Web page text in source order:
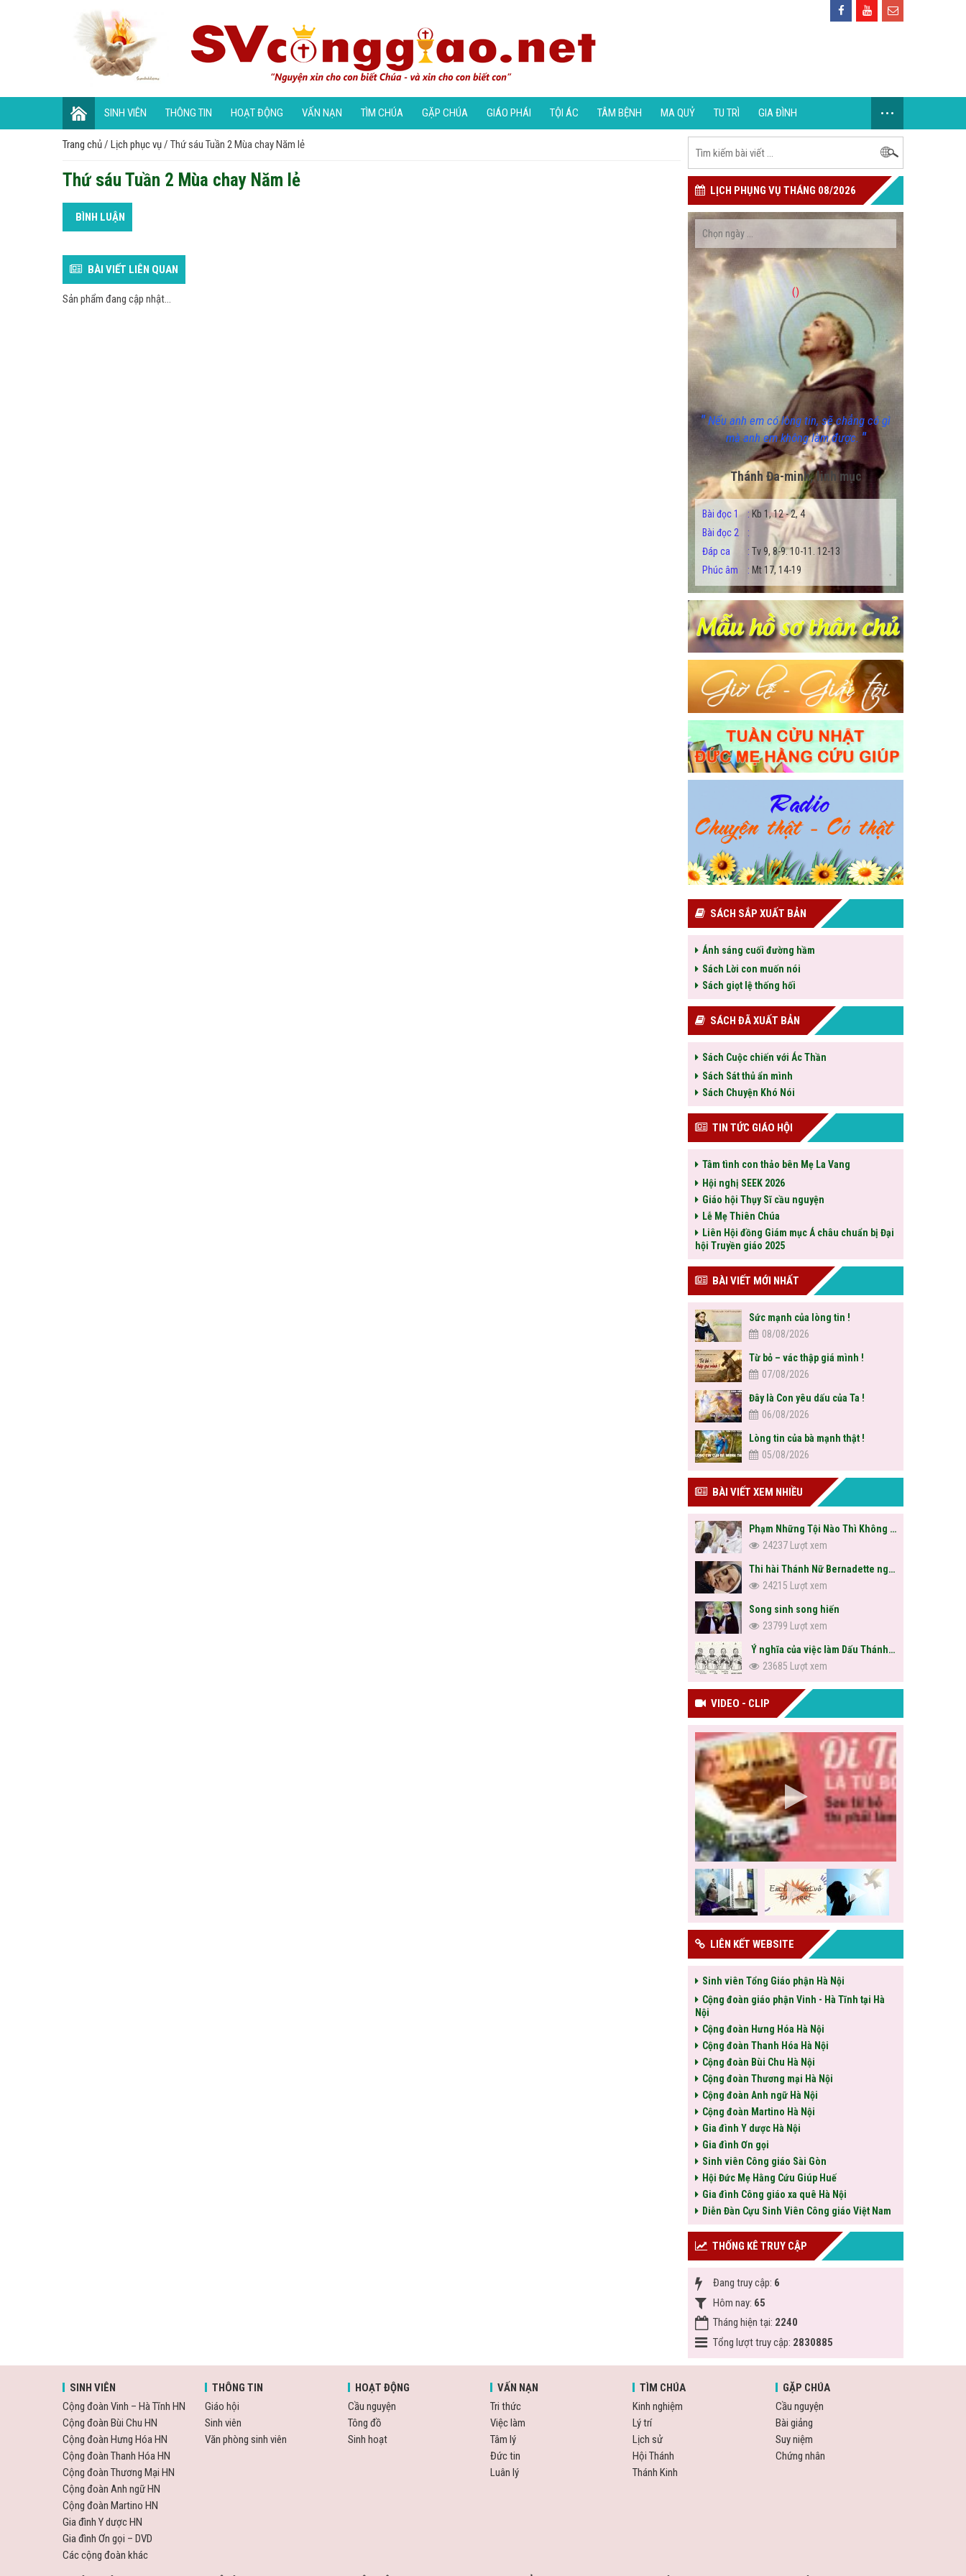
SINH VIÊN THÔNG TIN HOẠT ĐỘNG VẤN NẠN TÌM CHÚA GẶP CHÚA GIÁO PHÁI TỘI ÁC TÂM BỆNH MA QUỶ TU TRÌ GIA ĐÌNH ...
Trang chủ/ Lịch phục vụ/ Thứ sáu Tuần 2 Mùa chay Năm lẻ
Thứ sáu Tuần 2 Mùa chay Năm lẻ
BÌNH LUẬN
BÀI VIẾT LIÊN QUAN
Sản phẩm đang cập nhật...
LỊCH PHỤNG VỤ THÁNG 08/2026
()
"Nếu anh em có lòng tin, sẽ chẳng có gì
mà anh em không làm được. "
Thánh Đa-minh, linh mục
Bài đọc 1 : Kb 1, 12 - 2, 4
Bài đọc 2
:
Đáp ca
: Tv 9, 8-9. 10-11. 12-13
Phúc âm
: Mt 17, 14-19
SÁCH SẮP XUẤT BẢN
Ánh sáng cuối đường hầm
Sách Lời con muốn nói
Sách giọt lệ thống hối
SÁCH ĐÃ XUẤT BẢN
Sách Cuộc chiến với Ác Thần
Sách Sát thủ ẩn mình
Sách Chuyện Khó Nói
TIN TỨC GIÁO HỘI
Tâm tình con thảo bên Mẹ La Vang
Hội nghị SEEK 2026
Giáo hội Thụy Sĩ cầu nguyện
Lễ Mẹ Thiên Chúa
Liên Hội đồng Giám mục Á châu chuẩn bị Đại
hội Truyền giáo 2025
BÀI VIẾT MỚI NHẤT
Sức mạnh của lòng tin !
08/08/2026
Từ bỏ – vác thập giá mình !
07/08/2026
Đây là Con yêu dấu của Ta !
06/08/2026
Lòng tin của bà mạnh thật !
05/08/2026
BÀI VIẾT XEM NHIỀU
Phạm Những Tội Nào Thì Không Được Rước Lễ?
24237 Lượt xem
Thi hài Thánh Nữ Bernadette nguyên vẹn sau hơn trăm năm
24215 Lượt xem
Song sinh song hiến
23799 Lượt xem
Ý nghĩa của việc làm Dấu Thánh Giá
23685 Lượt xem
VIDEO - CLIP
LIÊN KẾT WEBSITE
Sinh viên Tổng Giáo phận Hà Nội
Cộng đoàn giáo phận Vinh - Hà Tĩnh tại Hà
Nội
Cộng đoàn Hưng Hóa Hà Nội
Cộng đoàn Thanh Hóa Hà Nội
Cộng đoàn Bùi Chu Hà Nội
Cộng đoàn Thương mại Hà Nội
Cộng đoàn Anh ngữ Hà Nội
Cộng đoàn Martino Hà Nội
Gia đình Y dược Hà Nội
Gia đình Ơn gọi
Sinh viên Công giáo Sài Gòn
Hội Đức Mẹ Hằng Cứu Giúp Huế
Gia đình Công giáo xa quê Hà Nội
Diễn Đàn Cựu Sinh Viên Công giáo Việt Nam
THỐNG KÊ TRUY CẬP
Đang truy cập: 6
Hôm nay: 65
Tháng hiện tại: 2240
Tổng lượt truy cập: 2830885
SINH VIÊN
Cộng đoàn Vinh – Hà Tĩnh HN
Cộng đoàn Bùi Chu HN
Cộng đoàn Hưng Hóa HN
Cộng đoàn Thanh Hóa HN
Cộng đoàn Thương Mại HN
Cộng đoàn Anh ngữ HN
Cộng đoàn Martino HN
Gia đình Y dược HN
Gia đình Ơn gọi – DVD
Các cộng đoàn khác
THÔNG TIN
Giáo hội
Sinh viên
Văn phòng sinh viên
HOẠT ĐỘNG
Cầu nguyện
Tông đồ
Sinh hoạt
VẤN NẠN
Tri thức
Việc làm
Tâm lý
Đức tin
Luân lý
TÌM CHÚA
Kinh nghiệm
Lý trí
Lịch sử
Hội Thánh
Thánh Kinh
GẶP CHÚA
Cầu nguyện
Bài giảng
Suy niệm
Chứng nhân